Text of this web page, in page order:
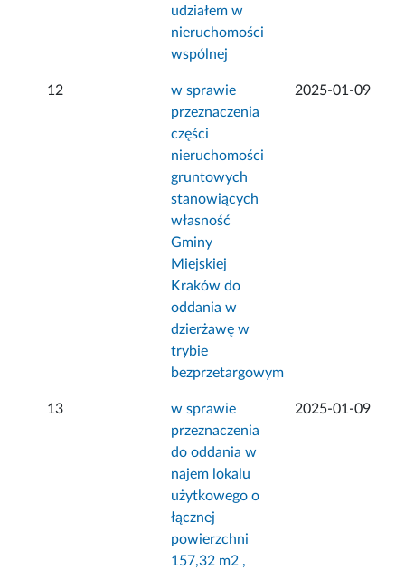
udziałem w
nieruchomości
wspólnej
12
w sprawie
przeznaczenia
części
nieruchomości
gruntowych
stanowiących
własność
Gminy
Miejskiej
Kraków do
oddania w
dzierżawę w
trybie
bezprzetargowym
2025-01-09
13
w sprawie
przeznaczenia
do oddania w
najem lokalu
użytkowego o
łącznej
powierzchni
157,32 m2 ,
2025-01-09